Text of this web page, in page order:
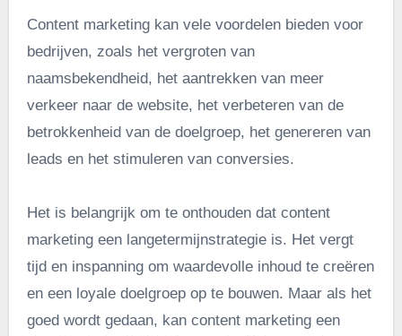
Content marketing kan vele voordelen bieden voor
bedrijven, zoals het vergroten van
naamsbekendheid, het aantrekken van meer
verkeer naar de website, het verbeteren van de
betrokkenheid van de doelgroep, het genereren van
leads en het stimuleren van conversies.
Het is belangrijk om te onthouden dat content
marketing een langetermijnstrategie is. Het vergt
tijd en inspanning om waardevolle inhoud te creëren
en een loyale doelgroep op te bouwen. Maar als het
goed wordt gedaan, kan content marketing een